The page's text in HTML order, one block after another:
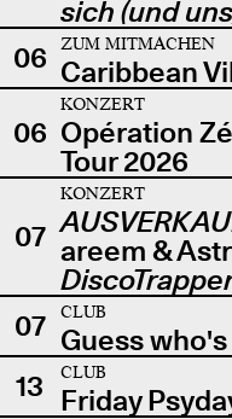
sich (und
06
ZUM MITMACHEN
Caribbean
06
KONZERT
Opération
Tour 2026
07
KONZERT
areem &
07
CLUB
Guess
13
CLUB
Friday